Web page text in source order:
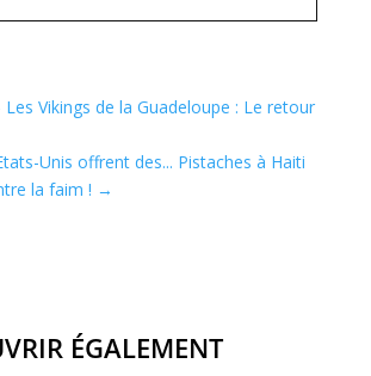
Les Vikings de la Guadeloupe : Le retour
Unis offrent des... Pistaches à Haiti
la faim ! →
ÉGALEMENT